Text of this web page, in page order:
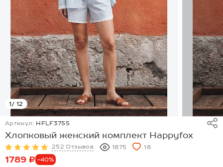
1/ 12
Артикул: HFLF3755
Хлопковый женский комплект Happyfox
252 Отзывов 1875 18
1789 ₽ -40%